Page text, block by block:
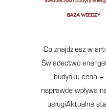
Co znajdziesz w
Świadectwo
budynku cena –
naprawdę wpływa
usługiAktualne